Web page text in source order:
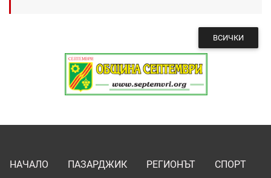
ВСИЧКИ
НАЧАЛО ПАЗАРДЖИК РЕГИОНЪТ
СПОРТ